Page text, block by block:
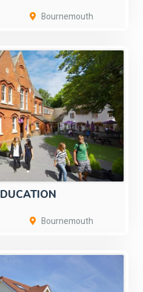
Bournemouth
Bournemouth